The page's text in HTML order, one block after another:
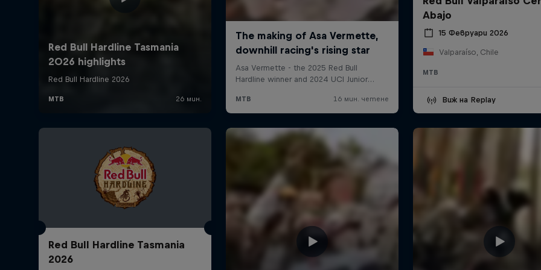
Abajo
15 Февруари 2026
Valparaíso, Chile
MTB
Виж на Replay
Red Bull Hardline Tasmania
2026